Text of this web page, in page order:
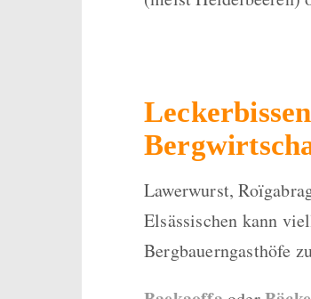
Lawerwurst,
Elsässischen kann
Bergbauerngasthöfe